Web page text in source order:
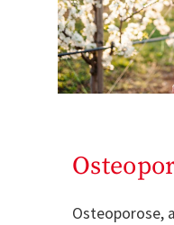
Osteoporose,